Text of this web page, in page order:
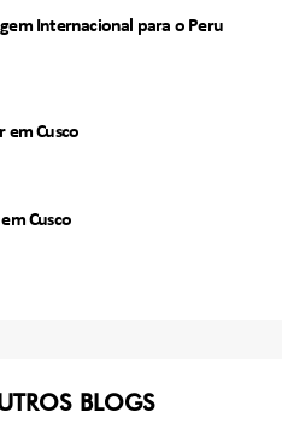
Internacional para o Peru
em Cusco
Cusco
BLOGS